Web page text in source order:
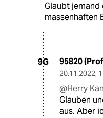
Glaubt jemand
massenhaften
9G 95820
20.11.2022,
@Herry
Glauben
aus. Aber